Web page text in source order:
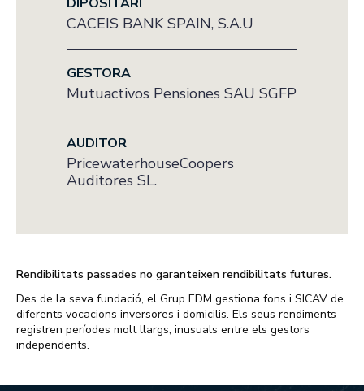
CACEIS BANK SPAIN, S.A.U
GESTORA
Mutuactivos Pensiones SAU SGFP
AUDITOR
PricewaterhouseCoopers
Auditores SL.
Rendibilitats passades no garanteixen rendibilitats futures.
Des de la seva fundació, el Grup EDM gestiona fons i SICAV de
diferents vocacions inversores i domicilis. Els seus rendiments
registren períodes molt llargs, inusuals entre els gestors
independents.